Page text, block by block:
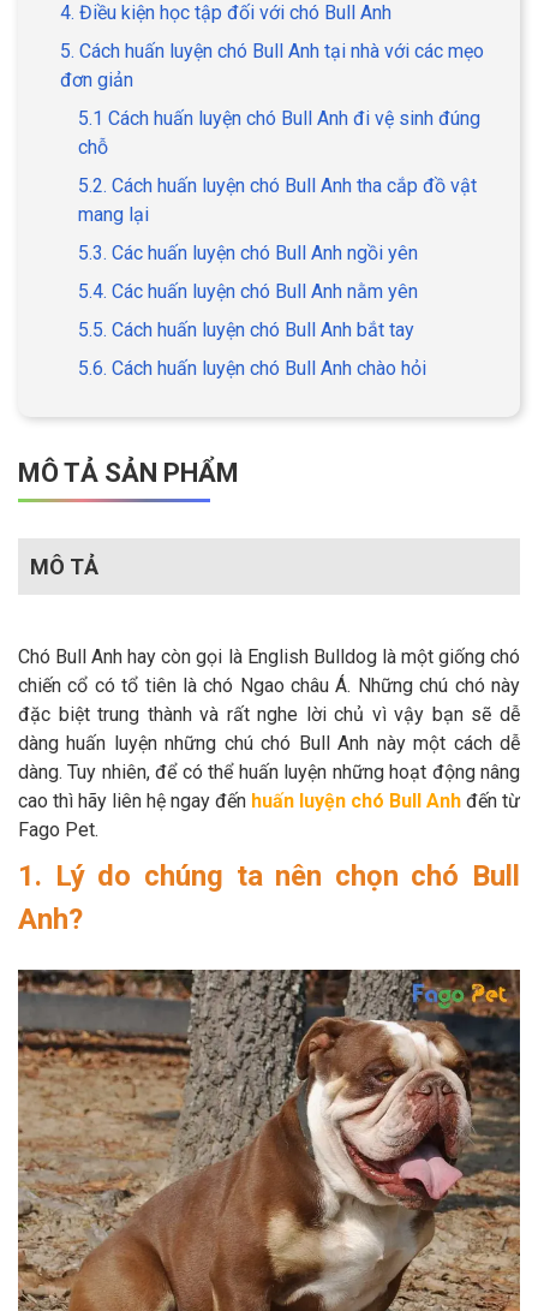
4. Điều kiện học tập đối với chó Bull Anh
5. Cách huấn luyện chó Bull Anh tại nhà với các mẹo
đơn giản
5.1 Cách huấn luyện chó Bull Anh đi vệ sinh đúng
chỗ
5.2. Cách huấn luyện chó Bull Anh tha cắp đồ vật
mang lại
5.3. Các huấn luyện chó Bull Anh ngồi yên
5.4. Các huấn luyện chó Bull Anh nằm yên
5.5. Cách huấn luyện chó Bull Anh bắt tay
5.6. Cách huấn luyện chó Bull Anh chào hỏi
MÔ TẢ SẢN PHẨM
MÔ TẢ
Chó Bull Anh hay còn gọi là English Bulldog là một giống chó
chiến cổ có tổ tiên là chó Ngao châu Á. Những chú chó này
đặc biệt trung thành và rất nghe lời chủ vì vậy bạn sẽ dễ
dàng huấn luyện những chú chó Bull Anh này một cách dễ
dàng. Tuy nhiên, để có thể huấn luyện những hoạt động nâng
cao thì hãy liên hệ ngay đến huấn luyện chó Bull Anh đến từ
Fago Pet.
1. Lý do chúng ta nên chọn chó Bull
Anh?